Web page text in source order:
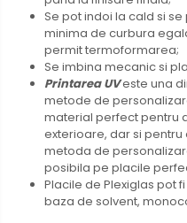
Se potindoi la cald si
minima de curbura
permit termoformarea;
Se imbina mecanic si
Printarea UVeste una
metode de
material perfect pentru
exterioare, dar si
metoda de
posibila pe placile
Placile de Plexiglas pot fi
baza de solvent,